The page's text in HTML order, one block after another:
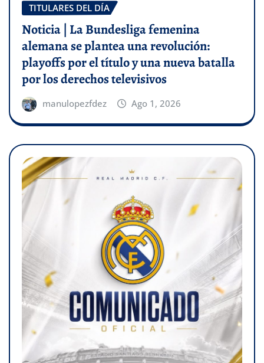
TITULARES DEL DÍA
Noticia | La Bundesliga femenina
alemana se plantea una revolución:
playoffs por el título y una nueva batalla
por los derechos televisivos
manulopezfdez Ago 1, 2026